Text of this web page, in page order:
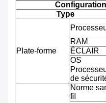
Type
Plate-forme
RAM
ÉCLAIR
OS
de
Norme
fil